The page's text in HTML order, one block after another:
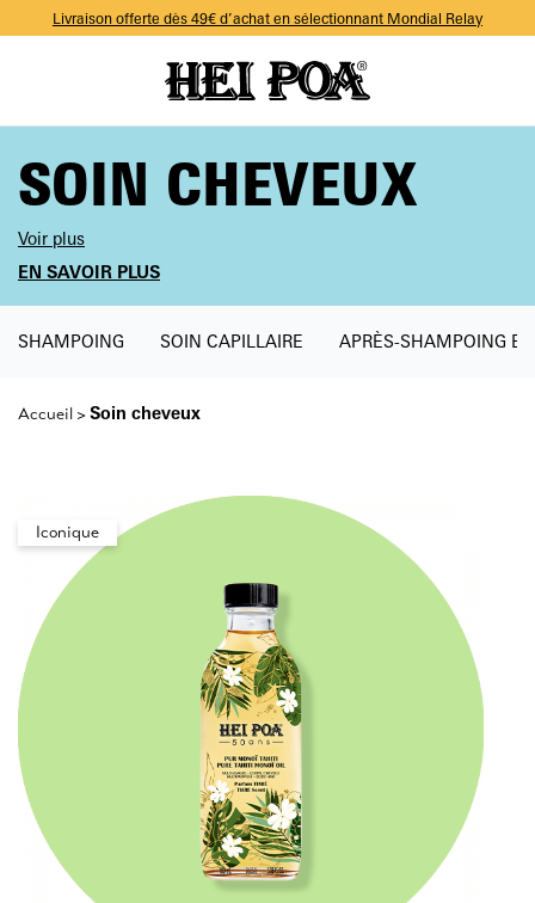
Livraison offerte dès 49€ d’achat en sélectionnant Mondial Relay
-10% sur votre première commande avec le code WELCOME
-10% sur votre première commande avec le code WELCOME
SOIN CHEVEUX
Voir plus
EN SAVOIR PLUS
SHAMPOING SOIN CAPILLAIRE APRÈS-SHAMPOING
Accueil > Soin cheveux
Iconique